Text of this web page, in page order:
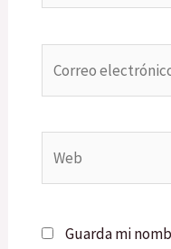
Guarda mi